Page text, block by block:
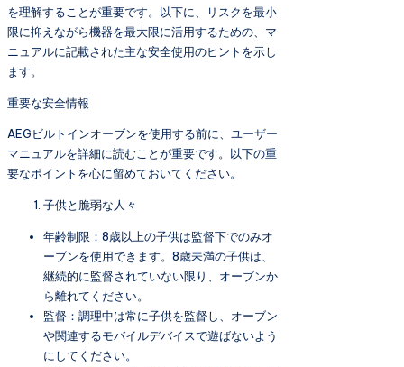
を理解することが重要です。以下に、リスクを最小
限に抑えながら機器を最大限に活用するための、マ
ニュアルに記載された主な安全使用のヒントを示し
ます。
重要な安全情報
AEGビルトインオーブンを使用する前に、ユーザー
マニュアルを詳細に読むことが重要です。以下の重
要なポイントを心に留めておいてください。
子供と脆弱な人々
年齢制限：8歳以上の子供は監督下でのみオ
ーブンを使用できます。8歳未満の子供は、
継続的に監督されていない限り、オーブンか
ら離れてください。
監督：調理中は常に子供を監督し、オーブン
や関連するモバイルデバイスで遊ばないよう
にしてください。